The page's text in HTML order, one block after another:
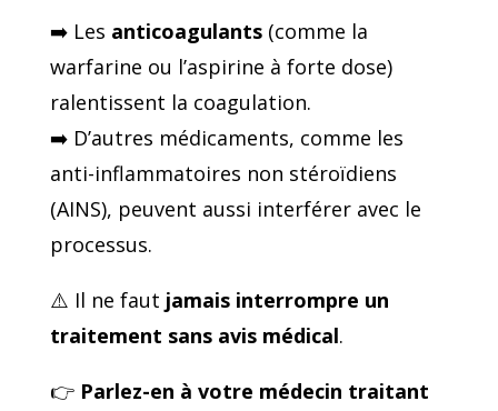
➡️ Les anticoagulants(comme la
warfarine ou l’aspirine à forte dose)
ralentissent la coagulation.
➡️ D’autres médicaments, comme les
anti-inflammatoires non stéroïdiens
(AINS), peuvent aussi interférer avec le
processus.
⚠️ Il ne faut jamais interrompre un
traitement sans avis médical.
👉 Parlez-en à votre médecin traitant